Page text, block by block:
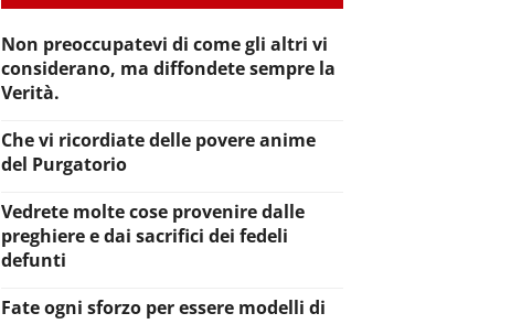
Non preoccupatevi di come gli altri vi
considerano, ma diffondete sempre la
Verità.
Che vi ricordiate delle povere anime
del Purgatorio
Vedrete molte cose provenire dalle
preghiere e dai sacrifici dei fedeli
defunti
Fate ogni sforzo per essere modelli di